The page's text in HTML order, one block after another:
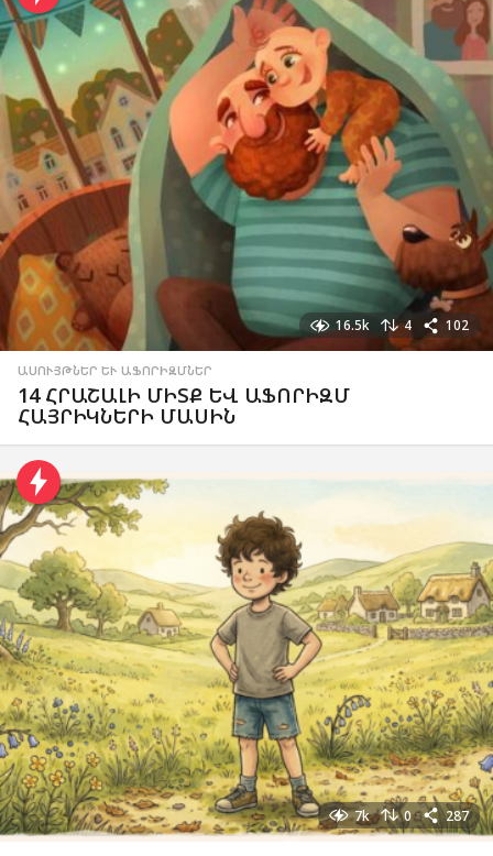
16.5k 4 102
ԱՍՈՒՅԹՆԵՐ ԵՒ ԱՖՈՐԻԶՄՆԵՐ
14 ՀՐԱՇԱԼԻ ՄԻՏՔ ԵՎ ԱՖՈՐԻԶՄ
ՀԱՅՐԻԿՆԵՐԻ ՄԱՍԻՆ
7k 0 287